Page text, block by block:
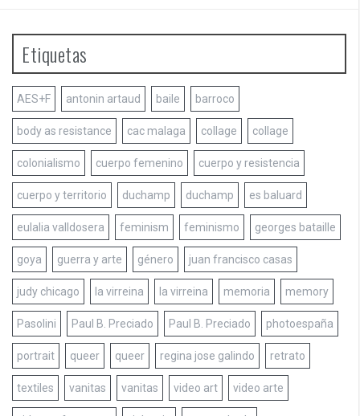
Etiquetas
AES+F antonin artaud baile barroco
body as resistance cac malaga collage collage
colonialismo cuerpo femenino cuerpo y resistencia
cuerpo y territorio duchamp duchamp es baluard
eulalia valldosera feminism feminismo georges bataille
goya guerra y arte género juan francisco casas
judy chicago la virreina la virreina memoria memory
Pasolini Paul B. Preciado Paul B. Preciado photoespaña
portrait queer queer regina jose galindo retrato
textiles vanitas vanitas video art video arte